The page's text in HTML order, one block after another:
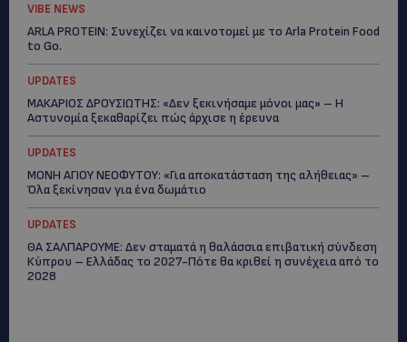
VIBE NEWS
ARLA PROTEIN: Συνεχίζει να καινοτομεί με το Arla Protein Food
to Go.
UPDATES
ΜΑΚΑΡΙΟΣ ΔΡΟΥΣΙΩΤΗΣ: «Δεν ξεκινήσαμε μόνοι μας» – Η
Αστυνομία ξεκαθαρίζει πώς άρχισε η έρευνα
UPDATES
ΜΟΝΗ ΑΓΙΟΥ ΝΕΟΦΥΤΟΥ: «Για αποκατάσταση της αλήθειας» –
Όλα ξεκίνησαν για ένα δωμάτιο
UPDATES
ΘΑ ΣΑΛΠΑΡΟΥΜΕ: Δεν σταματά η θαλάσσια επιβατική σύνδεση
Κύπρου – Ελλάδας το 2027-Πότε θα κριθεί η συνέχεια από το
2028